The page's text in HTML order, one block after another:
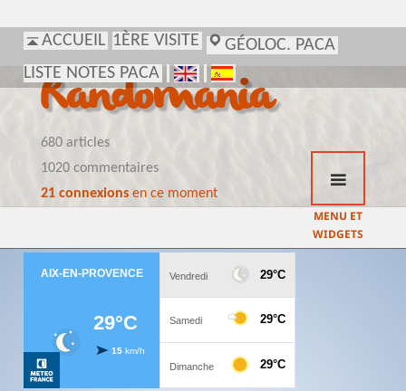
ACCUEIL 1ÈRE VISITE
GÉOLOC. PACA
LISTE NOTES PACA
Randomania
680 articles
1020 commentaires
21 connexionsen ce moment
MENU ET
WIDGETS